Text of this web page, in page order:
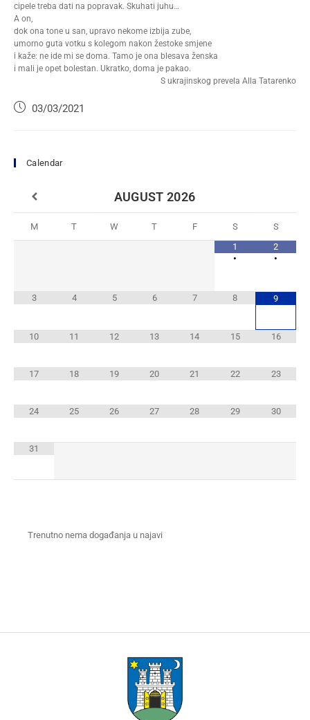
cipele treba dati na popravak. Skuhati juhu…
A on,
dok ona tone u san, upravo nekome izbija zube,
umorno guta votku s kolegom nakon žestoke smjene
i kaže: ne ide mi se doma. Tamo je ona blesava ženska
i mali je opet bolestan. Ukratko, doma je pakao.
S ukrajinskog prevela Alla Tatarenko
03/03/2021
Calendar
AUGUST 2026
M T W T F S
S
1
•
2
•
3 4 5 6 7 8 9
10 11 12 13 14 15 16
17 18 19 20 21 22 23
24 25 26 27 28 29 30
31
Trenutno nema događanja u najavi